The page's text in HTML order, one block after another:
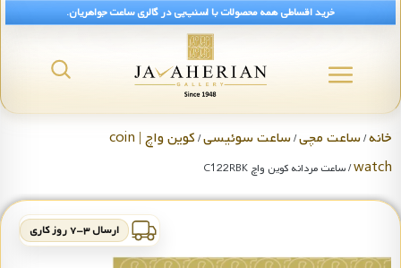
خرید اقساطی همه محصولات با اسنپ‌پی در گالری ساعت جواهریان.
خانه/ساعت مچی/ساعت سوئیسی/
کوین واچ | coin
watch/ ساعت مردانه کوین واچ C122RBK
ارسال ۳-۷ روز کاری